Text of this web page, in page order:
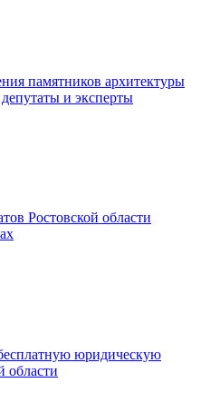
памятников архитектуры
и эксперты
Ростовской области
юридическую
области